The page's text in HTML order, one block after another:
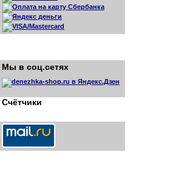
Мы в соц.сетях
Счётчики